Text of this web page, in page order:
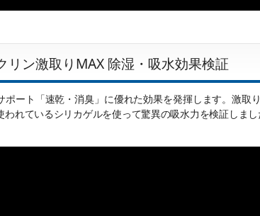
リン激取りMAX 除湿・吸水効果検証
ポート「速乾・消臭」に優れた効果を発揮します。激取
われているシリカゲルを使って驚異の吸水力を­検証しまし